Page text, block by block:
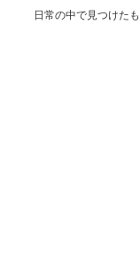
日常の中で見つけた